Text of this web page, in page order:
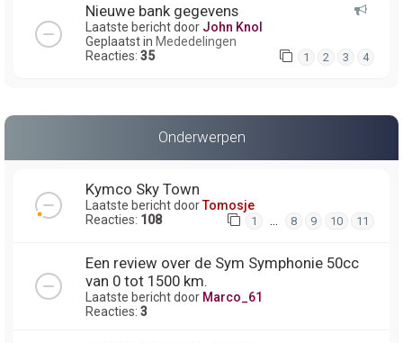
Nieuwe bank gegevens
Laatste bericht door John Knol
Geplaatst in Mededelingen
Reacties: 35 1 2 3 4
Onderwerpen
Kymco Sky Town
Laatste bericht doorTomosje
Reacties: 108 1 8 9 10 11
Een review over de Sym Symphonie 50cc
van 0 tot 1500 km.
Laatste bericht door Marco_61
Reacties: 3